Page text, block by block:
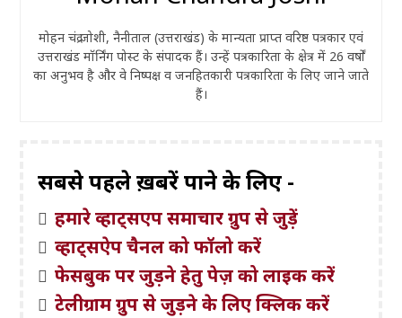
मोहन चंद्र जोशी, नैनीताल (उत्तराखंड) के मान्यता प्राप्त वरिष्ठ पत्रकार एवं
उत्तराखंड मॉर्निंग पोस्ट के संपादक हैं। उन्हें पत्रकारिता के क्षेत्र में 26 वर्षों
का अनुभव है और वे निष्पक्ष व जनहितकारी पत्रकारिता के लिए जाने जाते
हैं।
सबसे पहले ख़बरें पाने के लिए -
हमारे व्हाट्सएप समाचार ग्रुप से जुड़ें
व्हाट्सऐप चैनल को फॉलो करें
फेसबुक पर जुड़ने हेतु पेज़ को लाइक करें
टेलीग्राम ग्रुप से जुड़ने के लिए क्लिक करें